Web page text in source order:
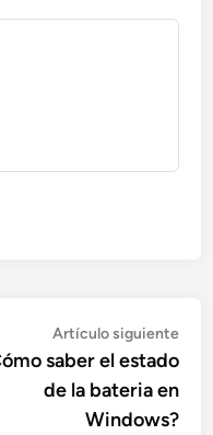
Artículo siguiente
saber el estado
de la bateria en
Windows?